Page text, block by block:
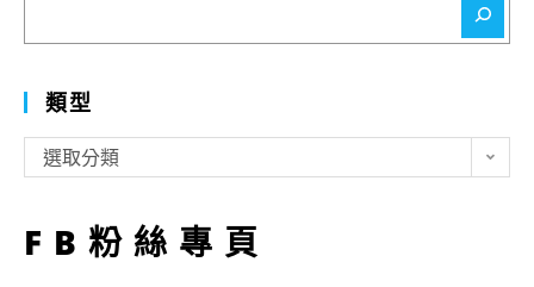
類型
型
選取分類
FB粉絲專頁